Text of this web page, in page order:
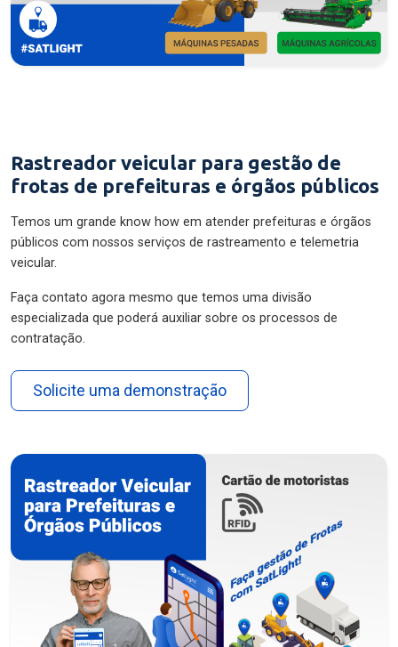
Rastreador veicular para gestão de
frotas de prefeituras e órgãos públicos
Temos um grande know how em atender prefeituras e órgãos
públicos com nossos serviços de rastreamento e telemetria
veicular.
Faça contato agora mesmo que temos uma divisão
especializada que poderá auxiliar sobre os processos de
contratação.
Solicite uma demonstração